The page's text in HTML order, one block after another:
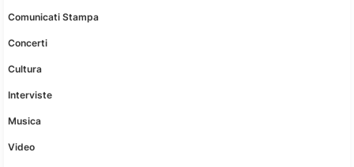
Comunicati Stampa
Concerti
Cultura
Interviste
Musica
Video